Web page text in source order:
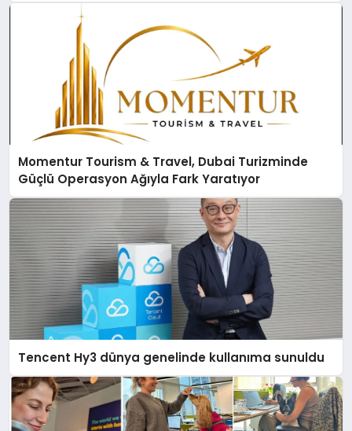
Momentur Tourism & Travel, Dubai Turizminde
Güçlü Operasyon Ağıyla Fark Yaratıyor
Tencent Hy3 dünya genelinde kullanıma sunuldu